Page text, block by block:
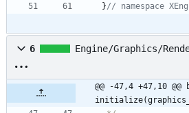
}
6 Engine/Graphics/
@@ -47,4 +47,10 @@